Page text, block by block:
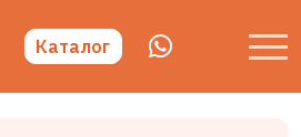
Каталог